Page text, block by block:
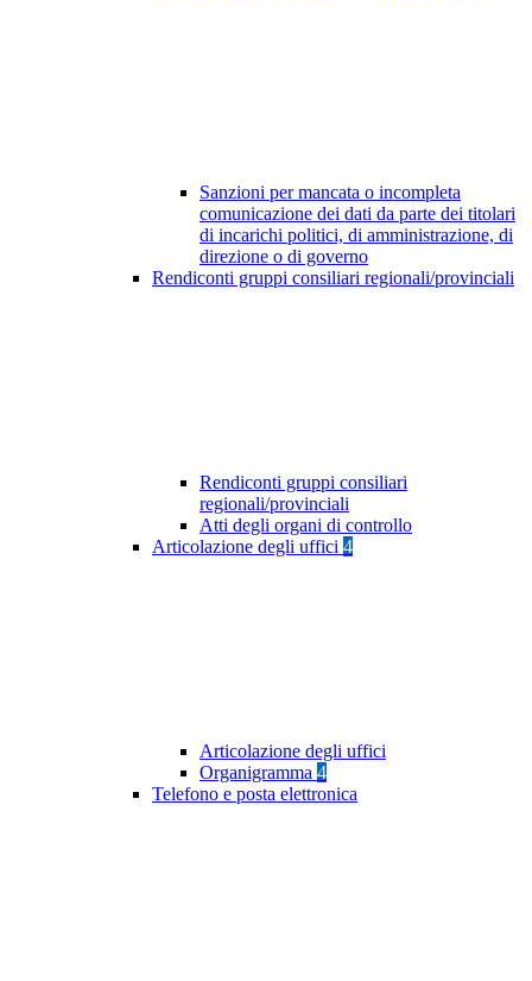
Sanzioni per mancata o incompleta
comunicazione dei dati da parte dei titolari
di incarichi politici, di amministrazione, di
direzione o di governo
Rendiconti gruppi consiliari regionali/provinciali
Rendiconti gruppi consiliari
regionali/provinciali
Atti degli organi di controllo
Articolazione degli uffici 4
Articolazione degli uffici
Organigramma 4
Telefono e posta elettronica